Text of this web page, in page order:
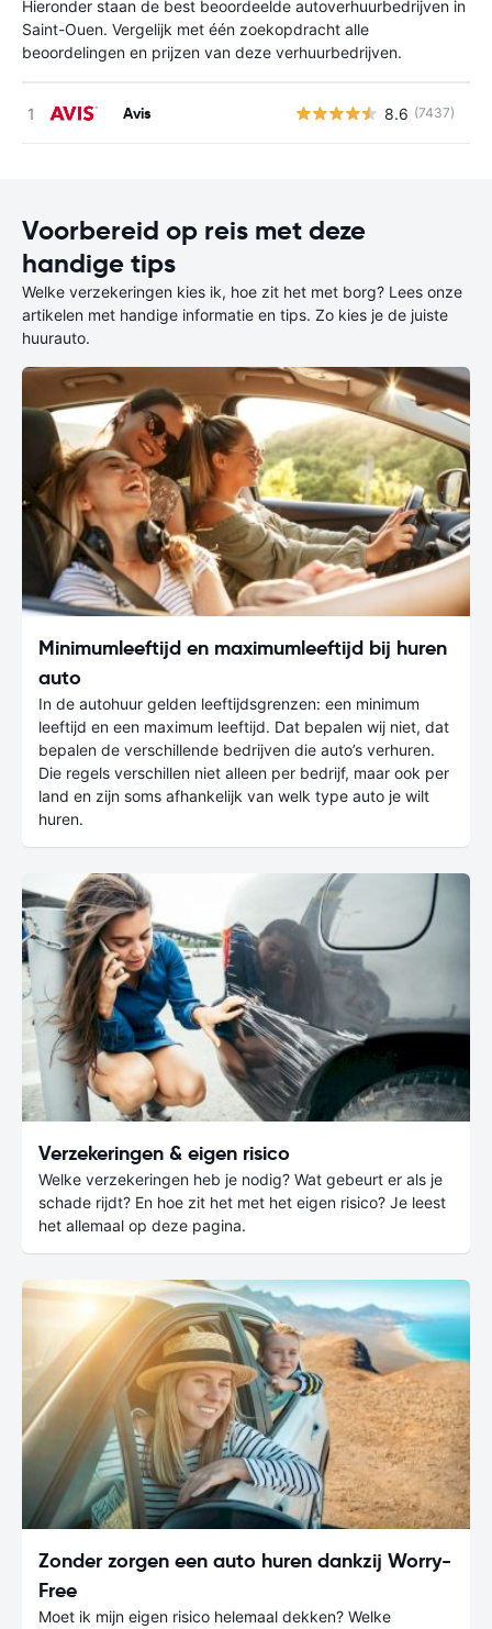
Hieronder staan de best beoordeelde autoverhuurbedrijven in
Saint-Ouen. Vergelijk met één zoekopdracht alle
beoordelingen en prijzen van deze verhuurbedrijven.
Avis 8.6 (7437)
Voorbereid op reis met deze
handige tips
Welke verzekeringen kies ik, hoe zit het met borg? Lees onze
artikelen met handige informatie en tips. Zo kies je de juiste
huurauto.
Minimumleeftijd en maximumleeftijd bij huren
auto
In de autohuur gelden leeftijdsgrenzen: een minimum
leeftijd en een maximum leeftijd. Dat bepalen wij niet, dat
bepalen de verschillende bedrijven die auto’s verhuren.
Die regels verschillen niet alleen per bedrijf, maar ook per
land en zijn soms afhankelijk van welk type auto je wilt
huren.
Verzekeringen & eigen risico
Welke verzekeringen heb je nodig? Wat gebeurt er als je
schade rijdt? En hoe zit het met het eigen risico? Je leest
het allemaal op deze pagina.
Zonder zorgen een auto huren dankzij Worry-
Free
Moet ik mijn eigen risico helemaal dekken? Welke